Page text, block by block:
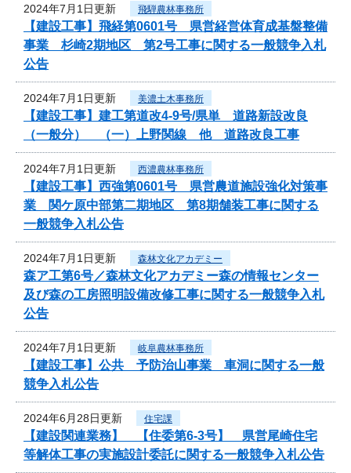
2024年7月1日更新 飛騨農林事務所
【建設工事】飛経第0601号 県営経営体育成基盤整備
事業 杉崎2期地区 第2号工事に関する一般競争入札
公告
2024年7月1日更新 美濃土木事務所
【建設工事】建工第道改4-9号/県単 道路新設改良
（一般分） （一）上野関線 他 道路改良工事
2024年7月1日更新 西濃農林事務所
【建設工事】西強第0601号 県営農道施設強化対策事
業 関ケ原中部第二期地区 第8期舗装工事に関する
一般競争入札公告
2024年7月1日更新 森林文化アカデミー
森ア工第6号／森林文化アカデミー森の情報センター
及び森の工房照明設備改修工事に関する一般競争入札
公告
2024年7月1日更新 岐阜農林事務所
【建設工事】公共 予防治山事業 車洞に関する一般
競争入札公告
2024年6月28日更新 住宅課
【建設関連業務】 【住委第6-3号】 県営尾崎住宅
等解体工事の実施設計委託に関する一般競争入札公告